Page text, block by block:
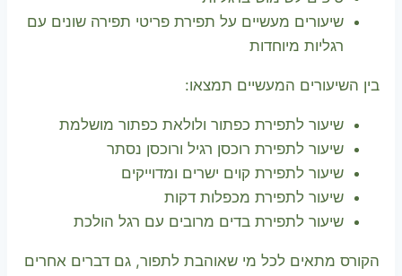
שיעורים מעשיים על תפירת פריטי תפירה שונים עם
רגליות מיוחדות
בין השיעורים המעשיים תמצאו:
שיעור לתפירת כפתור ולולאת כפתור מושלמת
שיעור לתפירת רוכסן רגיל ורוכסן נסתר
שיעור לתפירת קוים ישרים ומדוייקים
שיעור לתפירת מכפלות דקות
שיעור לתפירת בדים מרובים עם רגל הולכת
הקורס מתאים לכל מי שאוהבת לתפור, גם דברים אחרים